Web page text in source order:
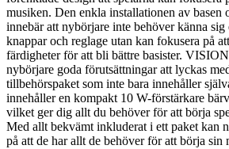
musiken. Den enkla installationen av basen
innebär att nybörjare inte behöver känna
knappar och reglage utan kan fokusera på
färdigheter för att bli bättre basister.
nybörjare goda förutsättningar att lyckas
tillbehörspaket som inte bara innehåller
innehåller en kompakt 10 W-förstärkare
vilket ger dig allt du behöver för att börja
Med allt bekvämt inkluderat i ett paket kan
på att de har allt de behöver för att börja sin